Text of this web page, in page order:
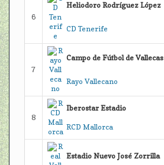
6
Heliodoro Rodríguez López
CD Tenerife
7
Campo de Fútbol de Vallecas
Rayo Vallecano
8
Iberostar Estadio
RCD Mallorca
Estadio Nuevo José Zorrilla